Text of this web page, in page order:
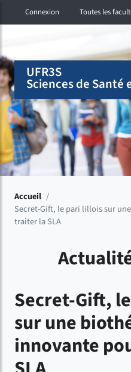
Accéder au menu principal
Accéder à la recherche
Accéder au pied de page
Connexion Toutes les
menu
UFR3S
Sciences de Santé
Accueil /
Secret-Gift, le pari lillois sur
traiter la SLA
Secret-Gift,
sur une
innovante